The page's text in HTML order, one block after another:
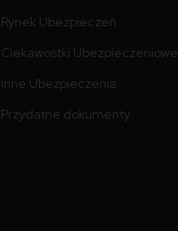
Rynek Ubezpieczeń
Ciekawostki Ubezpieczeniowe
Inne Ubezpieczenia
Przydatne dokumenty